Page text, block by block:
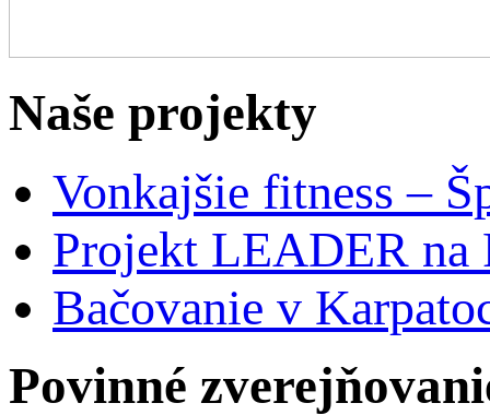
Naše projekty
Vonkajšie fitness –
Projekt LEADER na
Bačovanie v
Povinné